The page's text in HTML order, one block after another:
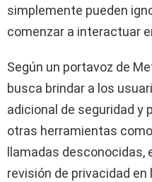
simplemente pueden
comenzar a interactuar
Según un portavoz de
busca brindar a los
adicional de seguridad y
otras herramientas
llamadas desconocidas,
revisión de privacidad